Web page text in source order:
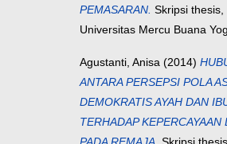
PEMASARAN. Skripsi thesis,
Universitas Mercu Buana
Agustanti, Anisa (2014)
ANTARA PERSEPSI POLA
DEMOKRATIS AYAH DAN
TERHADAP KEPERCAYAAN